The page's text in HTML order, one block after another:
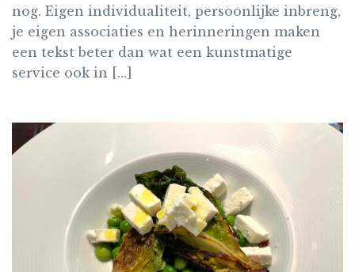
nog. Eigen individualiteit, persoonlijke inbreng,
je eigen associaties en herinneringen maken
een tekst beter dan wat een kunstmatige
service ook in […]